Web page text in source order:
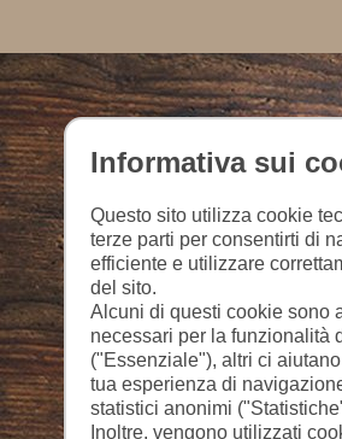
Informativa sui
Questo sito utilizza cookie
terze parti per consentirti di
efficiente e utilizzare
del sito.
Alcuni di questi cookie sono
necessari per la funzionalità
("Essenziale"), altri ci
tua esperienza di
statistici anonimi
Inoltre, vengono utilizzati